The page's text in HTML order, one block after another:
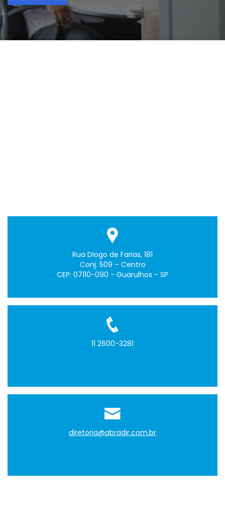
Rua Diogo de Farias, 181
Conj. 509 – Centro
CEP: 07110-090 - Guarulhos - SP
11 2600-3281
diretoria@abradir.com.br